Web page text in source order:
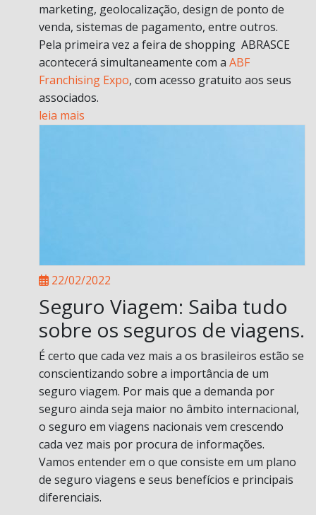
marketing, geolocalização, design de ponto de
venda, sistemas de pagamento, entre outros.
Pela primeira vez a feira de shopping ABRASCE
acontecerá simultaneamente com a ABF
Franchising Expo, com acesso gratuito aos seus
associados.
leia mais
22/02/2022
Seguro Viagem: Saiba tudo
sobre os seguros de viagens.
É certo que cada vez mais a os brasileiros estão se
conscientizando sobre a importância de um
seguro viagem. Por mais que a demanda por
seguro ainda seja maior no âmbito internacional,
o seguro em viagens nacionais vem crescendo
cada vez mais por procura de informações.
Vamos entender em o que consiste em um plano
de seguro viagens e seus benefícios e principais
diferenciais.